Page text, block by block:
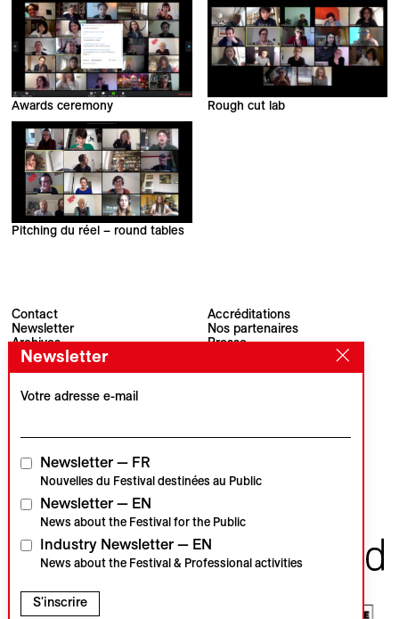
Awards ceremony Rough cut lab
Pitching du réel – round tables
Contact
Newsletter
Archives
Accréditations
Nos partenaires
Presse
Visions du Réel
CH–1260 Nyon
Partenaires institutionnels
Newsletter
Votre adresse e-mail
Newsletter — FR
Nouvelles du Festival destinées au Public
Newsletter — EN
News about the Festival for the Public
Industry Newsletter — EN
News about the Festival & Professional activities
S'inscrire